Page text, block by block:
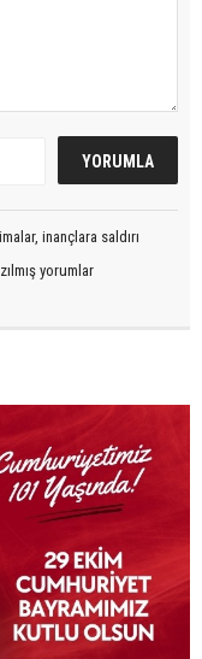
inançlara saldırı
yorumlar